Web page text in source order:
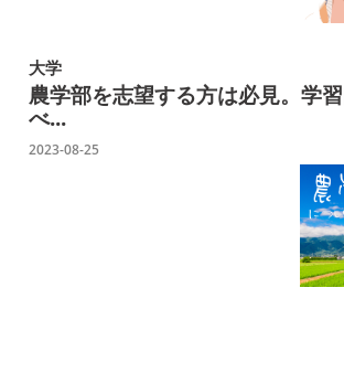
大学
農学部を志望する方は必見。学
べ...
2023-08-25